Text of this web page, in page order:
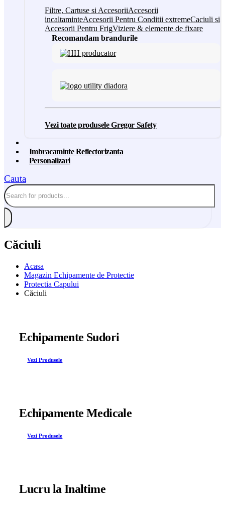
Filtre, Cartuse si AccesoriiAccesorii
incaltaminteAccesorii Pentru Conditii extremeCaciuli si
Accesorii Pentru FrigViziere & elemente de fixare
Recomandam brandurile
Vezi toate produsele Gregor Safety
Imbracaminte Reflectorizanta
Personalizari
Cauta
Căciuli
Acasa
Magazin Echipamente de Protectie
Protectia Capului
Căciuli
Echipamente Sudori
Vezi Produsele
Echipamente Medicale
Vezi Produsele
Lucru la Inaltime